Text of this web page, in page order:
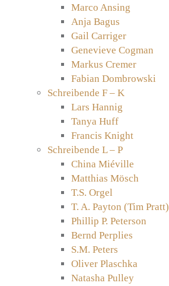
Marco Ansing
Anja Bagus
Gail Carriger
Genevieve Cogman
Markus Cremer
Fabian Dombrowski
Schreibende F – K
Lars Hannig
Tanya Huff
Francis Knight
Schreibende L – P
China Miéville
Matthias Mösch
T.S. Orgel
T. A. Payton (Tim Pratt)
Phillip P. Peterson
Bernd Perplies
S.M. Peters
Oliver Plaschka
Natasha Pulley